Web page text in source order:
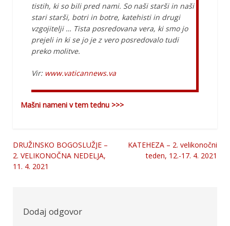
tistih, ki so bili pred nami. So naši starši in naši
stari starši, botri in botre, katehisti in drugi
vzgojitelji … Tista posredovana vera, ki smo jo
prejeli in ki se jo je z vero posredovalo tudi
preko molitve.
Vir: www.vaticannews.va
Mašni nameni v tem tednu >>>
Navigacija
prispevka
DRUŽINSKO BOGOSLUŽJE –
2. VELIKONOČNA NEDELJA,
11. 4. 2021
KATEHEZA – 2. velikonočni
teden, 12.-17. 4. 2021
Dodaj odgovor